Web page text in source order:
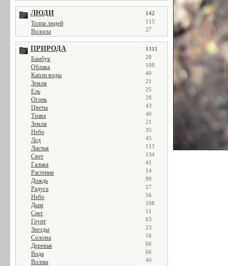
ЛЮДИ 142
Толпа людей 115
Волосы 27
ПРИРОДА 1311
Бамбук 28
Облака 108
Капли воды 40
Земля 21
Ель 25
Огонь 28
Цветы 43
Трава 40
Земля 21
Небо 35
Лед 45
Листья 113
Свет 134
Галька 41
Растения 14
Дождь 99
Радуга 27
Небо 56
Дым 108
Снег 11
Грунт 63
Звезды 23
Солома 16
Деревья 66
Вода 66
Волны 40